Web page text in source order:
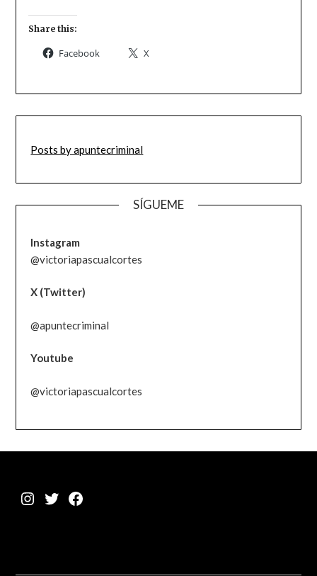
Share this:
Facebook X
Posts by apuntecriminal
SÍGUEME
Instagram
@victoriapascualcortes
X (Twitter)
@apuntecriminal
Youtube
@victoriapascualcortes
Instagram
TwitterFacebook